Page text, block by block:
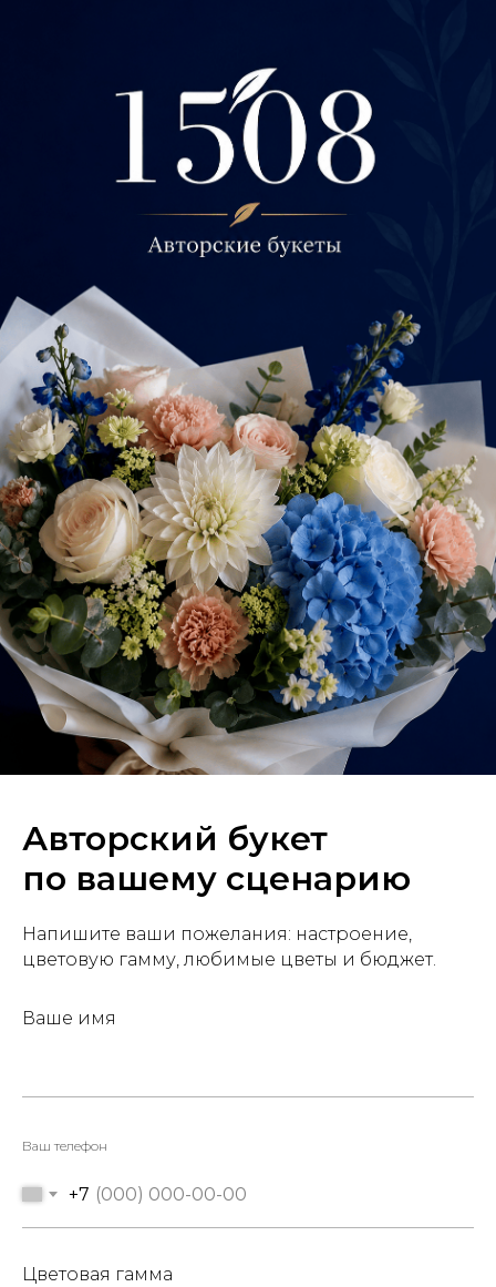
Авторский букет
по вашему сценарию
Напишите ваши пожелания: настроение,
цветовую гамму, любимые цветы и бюджет.
Ваше имя
Ваш телефон
+7
Цветовая гамма